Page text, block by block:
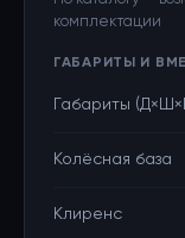
комплектации
ГАБАРИТЫ И
Габариты
Колёсная база
Клиренс